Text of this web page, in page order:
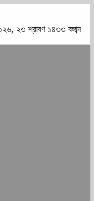
২৩ শ্রাবণ ১৪৩৩ বঙ্গাব্দ